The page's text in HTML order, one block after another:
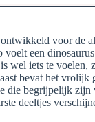
voor de
een dinosaurus
wel iets te voelen,
bevat het vrolijk
die begrijpelijk
deeltjes